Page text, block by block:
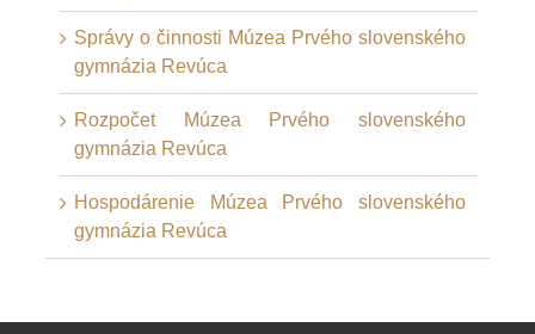
Správy o činnosti Múzea Prvého slovenského
gymnázia Revúca
Rozpočet Múzea Prvého slovenského
gymnázia Revúca
Hospodárenie Múzea Prvého slovenského
gymnázia Revúca